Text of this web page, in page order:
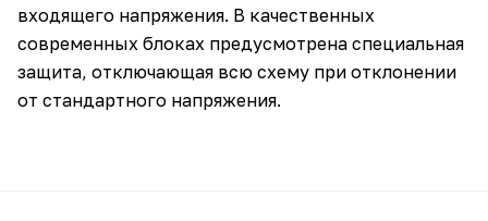
входящего напряжения. В качественных
современных блоках предусмотрена специальная
защита, отключающая всю схему при отклонении
от стандартного напряжения.